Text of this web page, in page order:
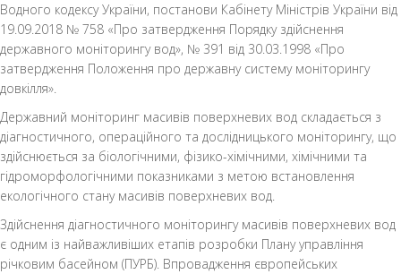
Водного кодексу України, постанови Кабінету Міністрів України від
19.09.2018 № 758 «Про затвердження Порядку здійснення
державного моніторингу вод», № 391 від 30.03.1998 «Про
затвердження Положення про державну систему моніторингу
довкілля».
Державний моніторинг масивів поверхневих вод складається з
діагностичного, операційного та дослідницького моніторингу, що
здійснюється за біологічними, фізико-хімічними, хімічними та
гідроморфологічними показниками з метою встановлення
екологічного стану масивів поверхневих вод.
Здійснення діагностичного моніторингу масивів поверхневих вод
є одним із найважливіших етапів розробки Плану управління
річковим басейном (ПУРБ). Впровадження європейських